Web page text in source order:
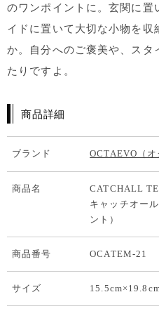
のワンポイントに。玄関に置
イドに置いて大切な小物を収
か。自分へのご褒美や、スタ
たりですよ。
商品詳細
ブランド OCTAEVO（オ
商品名
CATCHALL
キャッチオー
ント）
商品番号 OCATEM-21
サイズ